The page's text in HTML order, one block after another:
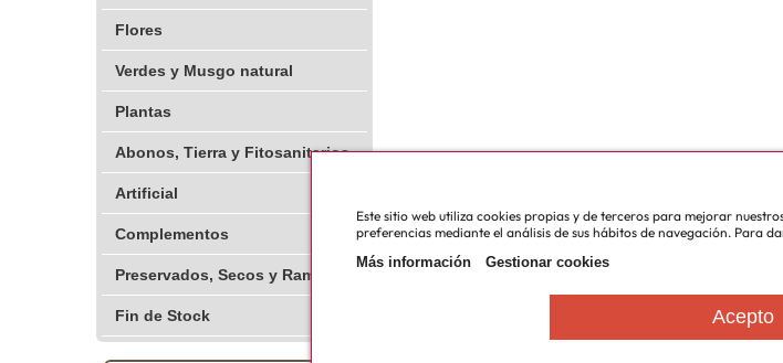
Flores
Verdes y Musgo natural
Plantas
Abonos, Tierra y Fitosanitarios
Artificial
Complementos
Preservados, Secos y Ramajes
Fin de Stock
Este sitio web utiliza cookies propias y de terceros para mejorar
preferencias mediante el análisis de sus hábitos de navegación. Para
Más información
Gestionar cookies